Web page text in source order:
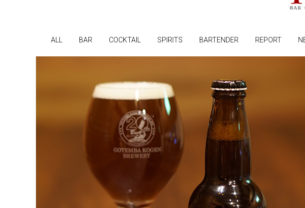
ALL BAR COCKTAIL SPIRITS BARTENDER REPORT